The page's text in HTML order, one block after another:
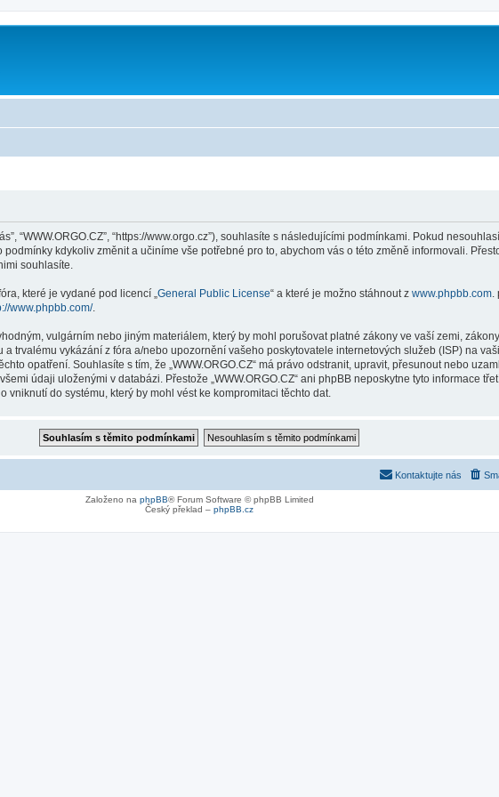
“WWW.ORGO.CZ”, “https://www.orgo.cz”), souhlasíte s následujícími podmínkami. Pokud
kdykoliv změnit a učiníme vše potřebné pro to, abychom vás o této změně informovali.
souhlasíte.
které je vydané pod licencí „General Public License“ a které je možno stáhnout z www.phpbb.com.
www.phpbb.com/.
vulgárním nebo jiným materiálem, který by mohl porušovat platné zákony ve vaší zemi, zákony
trvalému vykázání z fóra a/nebo upozornění vašeho poskytovatele internetových služeb (ISP) na
opatření. Souhlasíte s tím, že „WWW.ORGO.CZ“ má právo odstranit, upravit, přesunout nebo
údaji uloženými v databázi. Přestože „WWW.ORGO.CZ“ ani phpBB neposkytne tyto informace
vniknutí do systému, který by mohl vést ke kompromitaci těchto dat.
Kontaktujte nás
Založeno na phpBB® Forum Software © phpBB Limited
Český překlad – phpBB.cz